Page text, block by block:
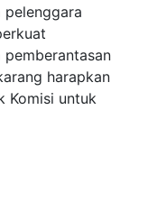
pelenggara
harapkan
Komisi untuk